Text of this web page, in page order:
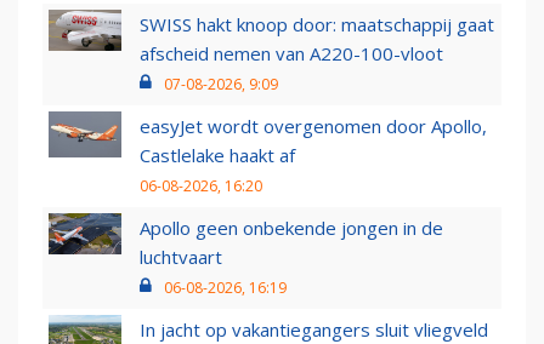
SWISS hakt knoop door: maatschappij gaat
afscheid nemen van A220-100-vloot
07-08-2026, 9:09
easyJet wordt overgenomen door Apollo,
Castlelake haakt af
06-08-2026, 16:20
Apollo geen onbekende jongen in de
luchtvaart
06-08-2026, 16:19
In jacht op vakantiegangers sluit vliegveld